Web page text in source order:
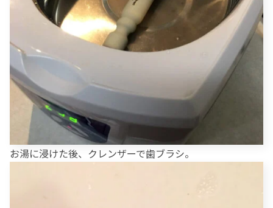
お湯に浸けた後、クレンザーで歯ブラシ。